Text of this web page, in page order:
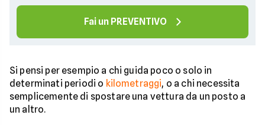
Fai un PREVENTIVO
Si pensi per esempio a chi guida poco o solo in
determinati periodi o kilometraggi, o a chi necessita
semplicemente di spostare una vettura da un posto a
un altro.